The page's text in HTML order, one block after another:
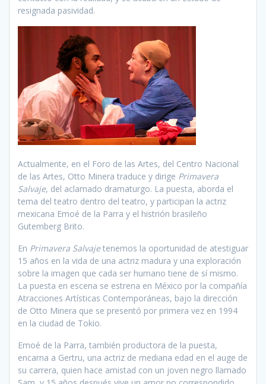
resignada pasividad.
Actualmente, en el Foro de las Artes, del Centro Nacional
de las Artes, Otto Minera traduce y dirige Primavera
Salvaje, del aclamado dramaturgo. La puesta, aborda el
tema del teatro dentro del teatro, y participan la actriz
mexicana Emoé de la Parra y el histrión brasileño
Gutemberg Brito.
En Primavera Salvajetenemos la oportunidad de atestiguar
15 años en la vida de una actriz madura y una exploración
sobre la imagen que cada ser humano tiene de sí mismo.
La puesta en escena se estrena en México por la compañía
Atracciones Artísticas Contemporáneas, bajo la dirección
de Otto Minera que se presentó por primera vez en 1994
en la ciudad de Tokio.
Emoé de la Parra, también productora de la puesta,
encarna a Gertru, una actriz de mediana edad en el auge de
su carrera, quien hace amistad con un joven negro llamado